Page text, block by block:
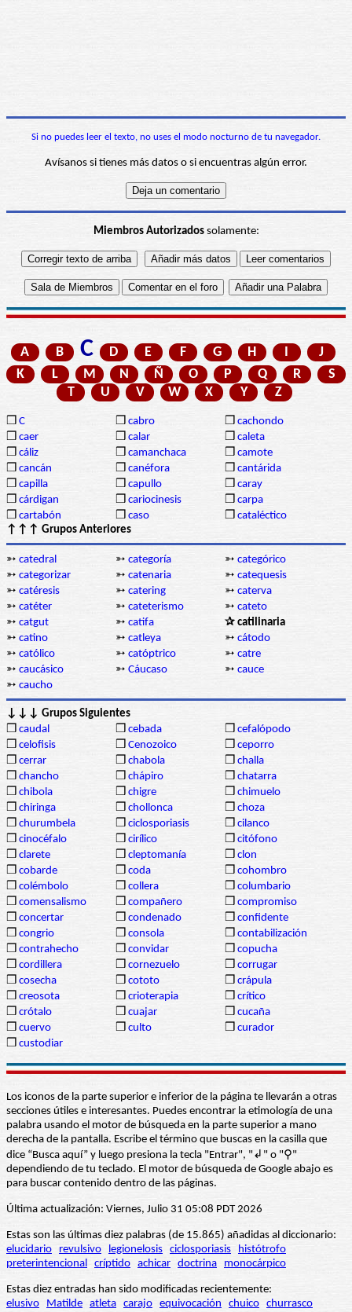
Si no puedes leer el texto, no uses el modo nocturno de tu navegador.
Avísanos si tienes más datos o si encuentras algún error.
Miembros Autorizadossolamente:
A B C D E F G H
J
K
L M N Ñ O P Q R
S
T
U V W X Y Z
❒ C ❒ cabro ❒ cachondo
❒ caer ❒ calar ❒ caleta
❒ cáliz ❒ camanchaca ❒ camote
❒ cancán ❒ canéfora ❒ cantárida
❒ capilla ❒ capullo ❒ caray
❒ cárdigan ❒ cariocinesis ❒ carpa
❒ cartabón ❒ caso ❒ cataléctico
↑↑↑ Grupos Anteriores
➳ catedral ➳ categoría ➳ categórico
➳ categorizar ➳ catenaria ➳ catequesis
➳ catéresis ➳ catering ➳ caterva
➳ catéter ➳ cateterismo ➳ cateto
➳ catgut ➳ catifa
✰ catilinaria
➳ catino ➳ catleya ➳ cátodo
➳ católico ➳ catóptrico ➳ catre
➳ caucásico ➳ Cáucaso ➳ cauce
➳ caucho
↓↓↓ Grupos Siguientes
❒ caudal ❒ cebada ❒ cefalópodo
❒ celofisis ❒ Cenozoico ❒ ceporro
❒ cerrar ❒ chabola ❒ challa
❒ chancho ❒ chápiro ❒ chatarra
❒ chibola ❒ chigre ❒ chimuelo
❒ chiringa ❒ chollonca ❒ choza
❒ churumbela ❒ ciclosporiasis ❒ cilanco
❒ cinocéfalo ❒ cirílico ❒ citófono
❒ clarete ❒ cleptomanía ❒ clon
❒ cobarde ❒ coda ❒ cohombro
❒ colémbolo ❒ collera ❒ columbario
❒ comensalismo ❒ compañero ❒ compromiso
❒ concertar ❒ condenado ❒ confidente
❒ congrio ❒ consola ❒ contabilización
❒ contrahecho ❒ convidar ❒ copucha
❒ cordillera ❒ cornezuelo ❒ corrugar
❒ cosecha ❒ cototo ❒ crápula
❒ creosota ❒ crioterapia ❒ crítico
❒ crótalo ❒ cuajar ❒ cucaña
❒ cuervo ❒ culto ❒ curador
❒ custodiar
Los iconos de la parte superior e inferior de la página te llevarán a otras
secciones útiles e interesantes. Puedes encontrar la etimología de una
palabra usando el motor de búsqueda en la parte superior a mano
derecha de la pantalla. Escribe el término que buscas en la casilla que
dice “Busca aquí” y luego presiona la tecla "Entrar", "↲" o "⚲"
dependiendo de tu teclado. El motor de búsqueda de Google abajo es
para buscar contenido dentro de las páginas.
Última actualización: Viernes, Julio 31 05:08 PDT 2026
Estas son las últimas diez palabras (de 15.865) añadidas al diccionario:
elucidario
revulsivo legionelosis ciclosporiasis
histótrofo
preterintencional
críptido achicar doctrina monocárpico
Estas diez entradas han sido modificadas recientemente:
elusivo
Matilde atleta carajo equivocación chuico churrasco